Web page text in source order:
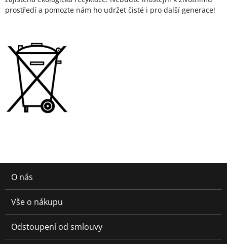
prostředí a pomozte nám ho udržet čisté i pro další generace!
O nás
Vše o nákupu
Odstoupení od smlouvy